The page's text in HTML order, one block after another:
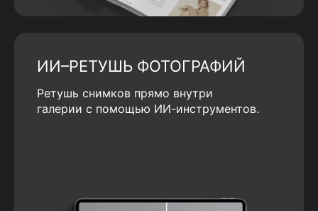
ИИ–РЕТУШЬ ФОТОГРАФИЙ
Ретушь снимков прямо внутри
галерии с помощью ИИ-инструментов.